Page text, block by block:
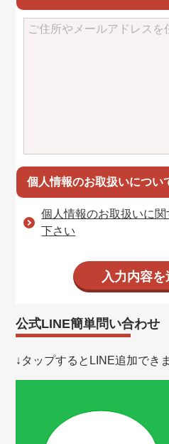
個人情報のお取扱いについ
個人情報のお取扱いに
下さい
公式LINE簡単問い合わせ
↓タップするとLINE追加でき